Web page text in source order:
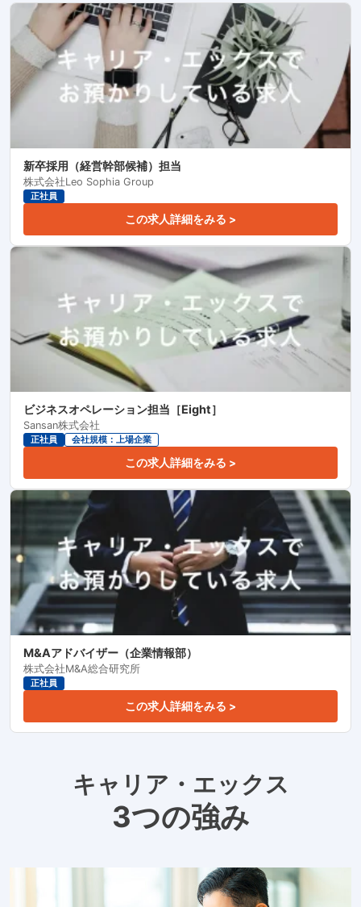
新卒採用（経営幹部候補）担当
株式会社Leo Sophia Group
正社員
この求人詳細をみる >
ビジネスオペレーション担当［Eight］
Sansan株式会社
正社員 会社規模：上場企業
この求人詳細をみる >
M&Aアドバイザー（企業情報部）
株式会社M&A総合研究所
正社員
この求人詳細をみる >
キャリア・エックス
3つの強み